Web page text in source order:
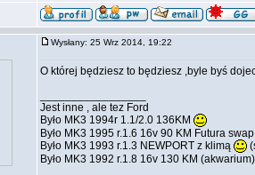
Wysłany: 25 Wrz 2014, 19:22
O której będziesz to będziesz ,byle byś
Jest inne , ale tez Ford
Było MK3 1994r 1.1/2.0 136KM
Było MK3 1995 r.1.6 16v 90 KM Futura
Było MK3 1993 r.1.3 NEWPORT z klimą
Było MK3 1992 r.1.8 16v 130 KM (akwarium)